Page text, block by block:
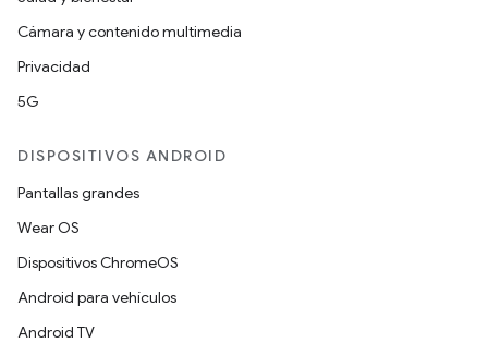
Cámara y contenido multimedia
Privacidad
5G
DISPOSITIVOS ANDROID
Pantallas grandes
Wear OS
Dispositivos ChromeOS
Android para vehículos
Android TV